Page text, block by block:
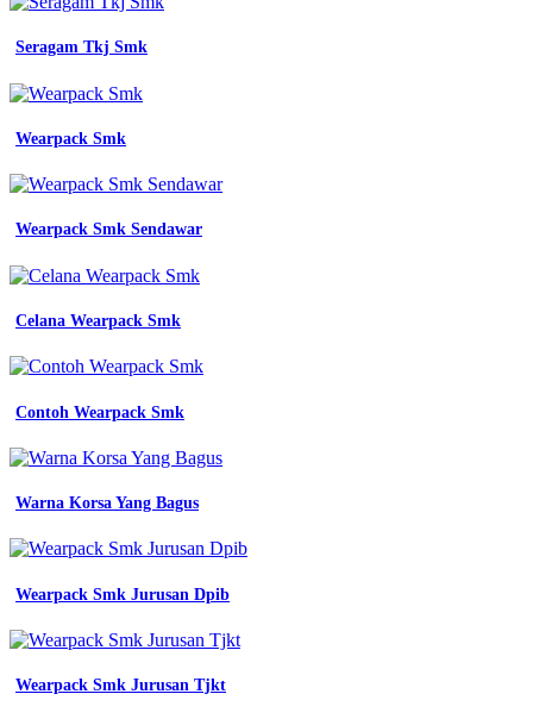
Seragam Tkj Smk
Wearpack Smk
Wearpack Smk Sendawar
Celana Wearpack Smk
Contoh Wearpack Smk
Warna Korsa Yang Bagus
Wearpack Smk Jurusan Dpib
Wearpack Smk Jurusan Tjkt